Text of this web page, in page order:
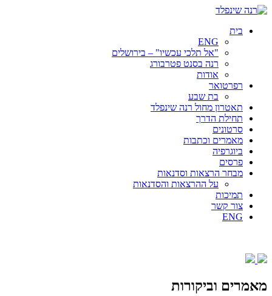
בית
ENG
"אל תלכי עכשיו" – בירושלים
רנה בסנט פטרבורג
אודות
רפרטואר
בת שבע
תאטרון מחול רנה שינפלד
תחילת הדרך
סרטונים
מאמרים וכתבות
ביוגרפיה
פרסים
מבחר הרצאות וסדנאות
על ההרצאות והסדנאות
תמיכות
צור קשר
ENG
מאמרים וביקורות